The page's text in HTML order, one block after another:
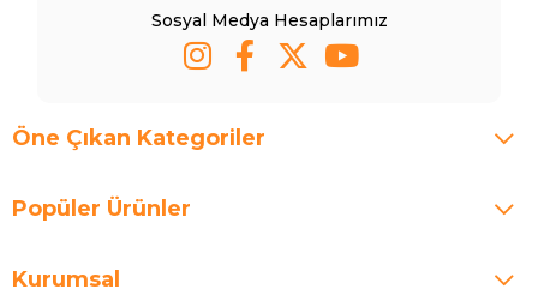
Sosyal Medya Hesaplarımız
Öne Çıkan Kategoriler
Popüler Ürünler
Kurumsal